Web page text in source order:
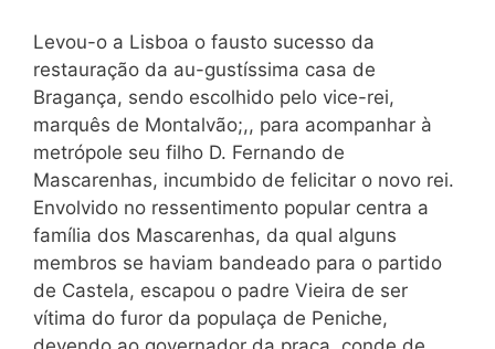
Levou-o a Lisboa o fausto sucesso da
restauração da au-gustíssima casa de
Bragança, sendo escolhido pelo vice-rei,
marquês de Montalvão;,, para acompanhar à
metrópole seu filho D. Fernando de
Mascarenhas, incumbido de felicitar o novo rei.
Envolvido no ressentimento popular centra a
família dos Mascarenhas, da qual alguns
membros se haviam bandeado para o partido
de Castela, escapou o padre Vieira de ser
vítima do furor da populaça de Peniche,